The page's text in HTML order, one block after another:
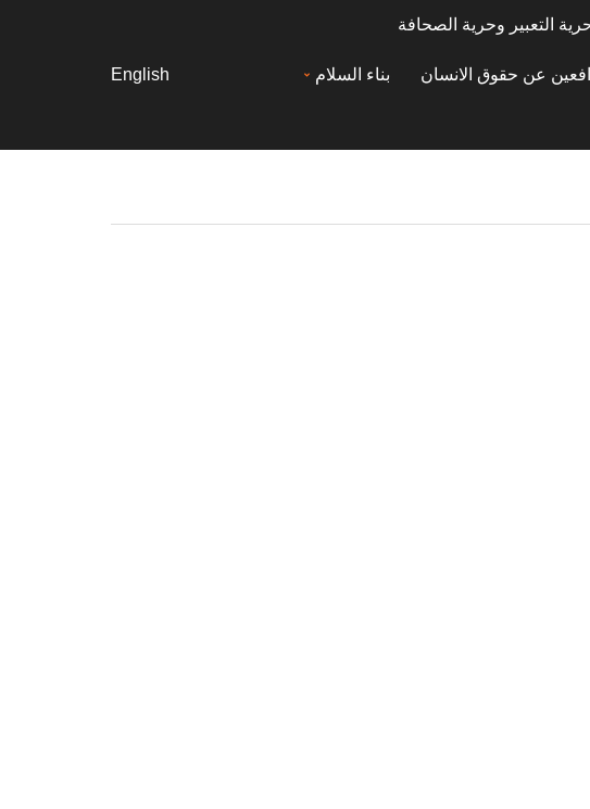
التعبير وحرية الصحافة
عن حقوق الانسان بناء السلام English